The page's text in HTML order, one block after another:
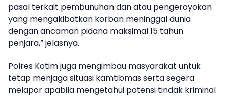
pasal terkait pembunuhan dan atau pengeroyokan
yang mengakibatkan korban meninggal dunia
dengan ancaman pidana maksimal 15 tahun
penjara,” jelasnya.
Polres Kotim juga mengimbau masyarakat untuk
tetap menjaga situasi kamtibmas serta segera
melapor apabila mengetahui potensi tindak kriminal